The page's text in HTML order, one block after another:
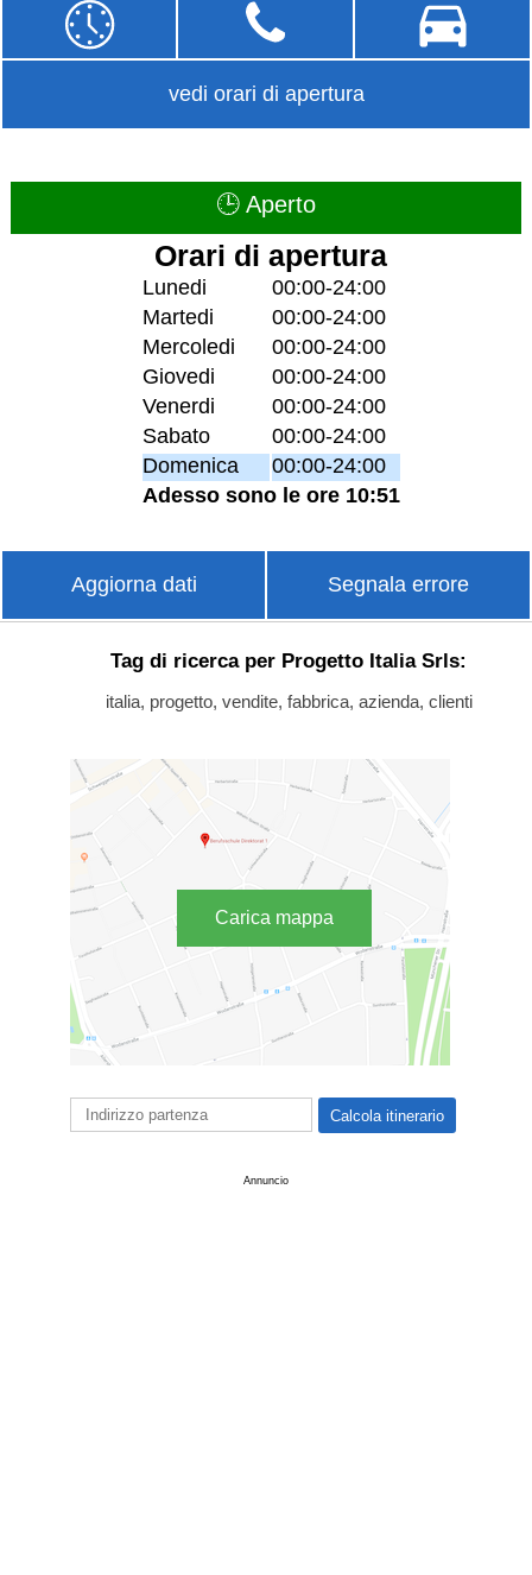
vedi orari di apertura
🕒 Aperto
Orari di apertura
Lunedi
00:00-24:00
Martedi
00:00-24:00
Mercoledi
00:00-24:00
Giovedi
00:00-24:00
Venerdi
00:00-24:00
Sabato
00:00-24:00
Domenica
00:00-24:00
Adesso sono le ore 10:51
Aggiorna dati Segnala errore
Tag di ricerca per Progetto Italia Srls:
italia, progetto, vendite, fabbrica, azienda, clienti
Carica mappa
Annuncio